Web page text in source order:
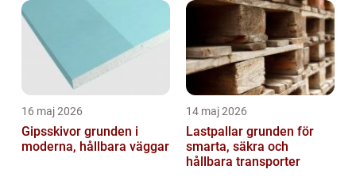
16 maj 2026
Gipsskivor grunden i
moderna, hållbara väggar
14 maj 2026
Lastpallar grunden för
smarta, säkra och
hållbara transporter